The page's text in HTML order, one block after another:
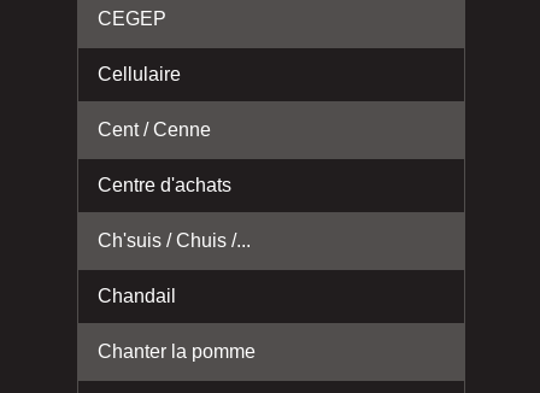
CEGEP
Cellulaire
Cent / Cenne
Centre d'achats
Ch'suis / Chuis /...
Chandail
Chanter la pomme